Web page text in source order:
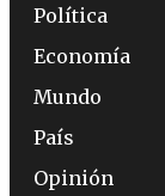
Política
Economía
Mundo
País
Opinión